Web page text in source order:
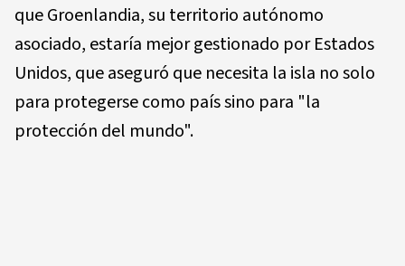
que Groenlandia, su territorio autónomo
asociado, estaría mejor gestionado por Estados
Unidos, que aseguró que necesita la isla no solo
para protegerse como país sino para "la
protección del mundo".